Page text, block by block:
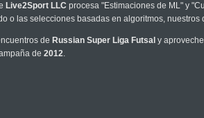
Live2Sport LLC procesa "Estimaciones de ML" y
o las selecciones basadas en algoritmos,
de Russian Super Liga Futsal y
de 2012.